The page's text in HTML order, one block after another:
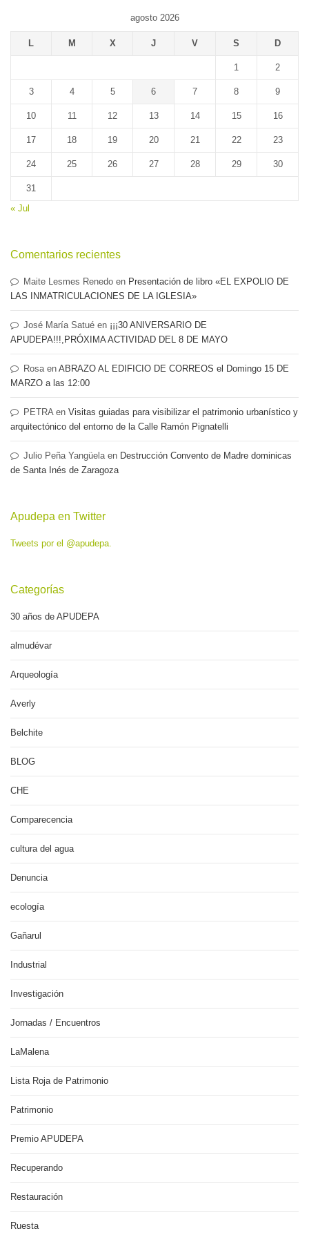
agosto 2026
L M X J V S D
1 2
3 4 5 6 7 8 9
10 11 12 13 14 15 16
17 18 19 20 21 22 23
24 25 26 27 28 29 30
31
« Jul
Comentarios recientes
Maite Lesmes Renedo en Presentación de libro «EL EXPOLIO DE
LAS INMATRICULACIONES DE LA IGLESIA»
José María Satué en ¡¡¡30 ANIVERSARIO DE
APUDEPA!!!,PRÓXIMA ACTIVIDAD DEL 8 DE MAYO
Rosaen ABRAZO AL EDIFICIO DE CORREOS el Domingo 15 DE
MARZO a las 12:00
PETRAen Visitas guiadas para visibilizar el patrimonio urbanístico y
arquitectónico del entorno de la Calle Ramón Pignatelli
Julio Peña Yangüelaen Destrucción Convento de Madre dominicas
de Santa Inés de Zaragoza
Apudepa en Twitter
Tweets por el @apudepa.
Categorías
30 años de APUDEPA
almudévar
Arqueología
Averly
Belchite
BLOG
CHE
Comparecencia
cultura del agua
Denuncia
ecología
Gañarul
Industrial
Investigación
Jornadas / Encuentros
LaMalena
Lista Roja de Patrimonio
Patrimonio
Premio APUDEPA
Recuperando
Restauración
Ruesta